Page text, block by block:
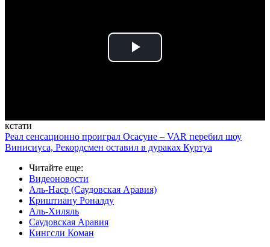
Play
кстати
Реал сенсационно проиграл Осасуне – VAR перебил шоу
Винисиуса, Рекордсмен оставил в дураках Куртуа
Читайте еще:
Видеоновости
Аль-Наср (Саудовская Аравия)
Криштиану Роналду
Аль-Хиляль
Саудовская Аравия
Кингсли Коман